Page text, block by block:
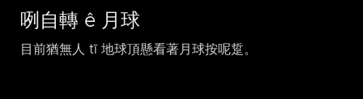
咧自轉 ê 月球
目前猶無人 tī 地球頂懸看著月球按呢踅。